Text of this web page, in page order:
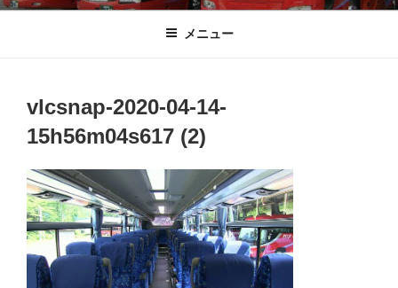
メニュー
vlcsnap-2020-04-14-
15h56m04s617 (2)